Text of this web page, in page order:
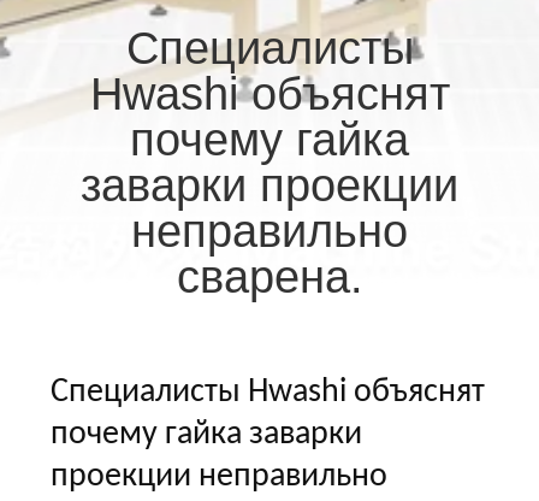
СВЯЖИТЕСЬ
МЫ
НОВОСТИ
СЛУЧАИ
КАРТА
САЙТА
Специалисты
Hwashi объяснят
почему гайка
заварки проекции
неправильно
сварена.
Специалисты Hwashi объяснят
почему гайка заварки
проекции неправильно